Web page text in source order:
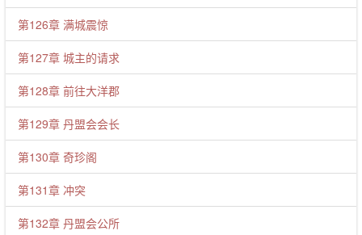
第126章 满城震惊
第127章 城主的请求
第128章 前往大洋郡
第129章 丹盟会会长
第130章 奇珍阁
第131章 冲突
第132章 丹盟会公所